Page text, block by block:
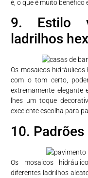
é, o que é muito benéfico
9. Estilo
ladrilhos
Os mosaicos
com o tom certo,
extremamente
lhes um toque
excelente escolha para
10.
Os mosaicos
diferentes ladrilhos